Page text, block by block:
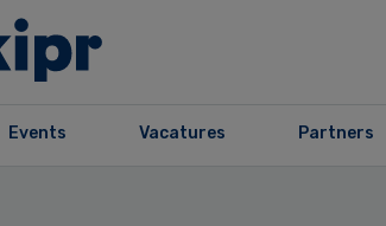
Events Vacatures Partners